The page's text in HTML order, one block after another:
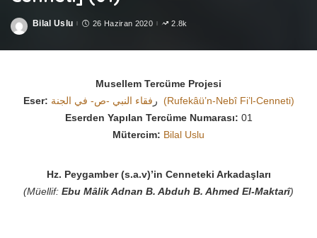
Posted
Bilal Uslu 26 Haziran 2020 2.8k
Musellem Tercüme Projesi
Eser:
ر فقاء النبي -ص- في الجنة (Rufekâü’n-Nebî Fi’l-Cenneti)
Eserden Yapılan Tercüme Numarası: 01
Mütercim: Bilal Uslu
Hz. Peygamber (s.a.v)’in Cenneteki Arkadaşları
(Müellif: Ebu Mâlik Adnan B. Abduh B. Ahmed El-Maktarî)